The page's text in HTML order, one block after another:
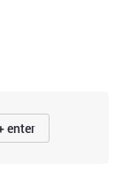
enter